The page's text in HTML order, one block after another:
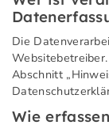
Die
Abschnitt
Wie